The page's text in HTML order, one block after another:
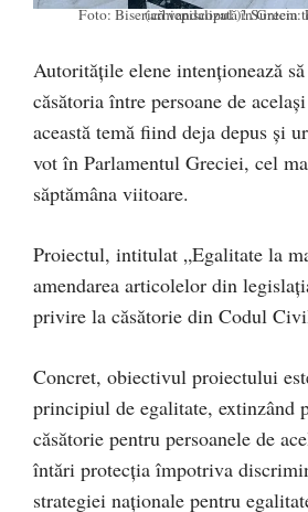
Foto: Biserică vandalizată în Grecia: Fecale lui Ieronim
Autoritățile elene intenționează
căsătoria între persoane de
această temă fiind deja depus și
vot în Parlamentul Greciei, cel
săptămâna viitoare.
Proiectul, intitulat „Egalitate la
amendarea articolelor din
privire la căsătorie din Codul
Concret, obiectivul proiectului
principiul de egalitate, extinzând
căsătorie pentru persoanele de
întări protecţia împotriva
strategiei naţionale pentru